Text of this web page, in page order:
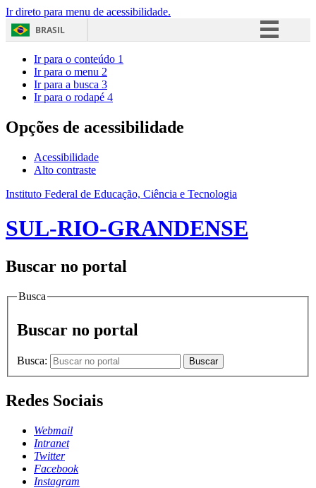
Ir direto para menu de acessibilidade.
BRASIL
Acesso à informação
Ir para o conteúdo 1
Ir para o menu 2
Ir para a busca 3
Ir para o rodapé 4
Opções de acessibilidade
Acessibilidade
Alto contraste
Instituto Federal de Educação, Ciência e Tecnologia
SUL-RIO-GRANDENSE
Buscar no portal
Busca
Buscar no portal
Busca: Buscar
Redes Sociais
Webmail
Intranet
Twitter
Facebook
Instagram